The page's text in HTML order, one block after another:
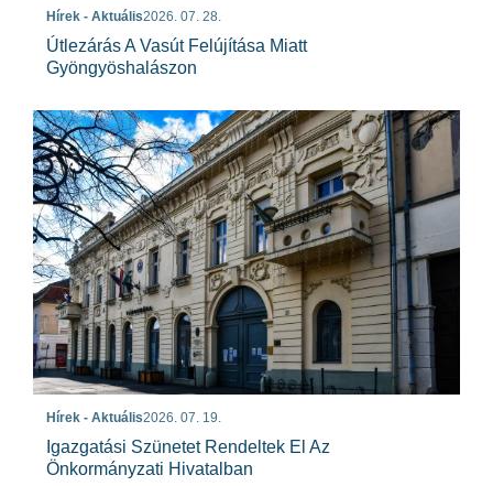
Hírek - Aktuális2026. 07. 28.
Útlezárás A Vasút Felújítása Miatt
Gyöngyöshalászon
Hírek - Aktuális2026. 07. 19.
Igazgatási Szünetet Rendeltek El Az
Önkormányzati Hivatalban